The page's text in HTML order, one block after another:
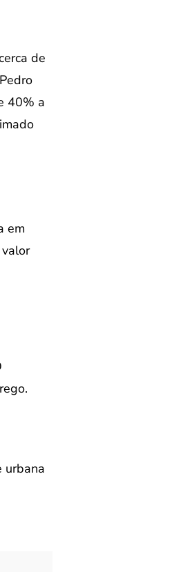
de
40% a
em
urbana